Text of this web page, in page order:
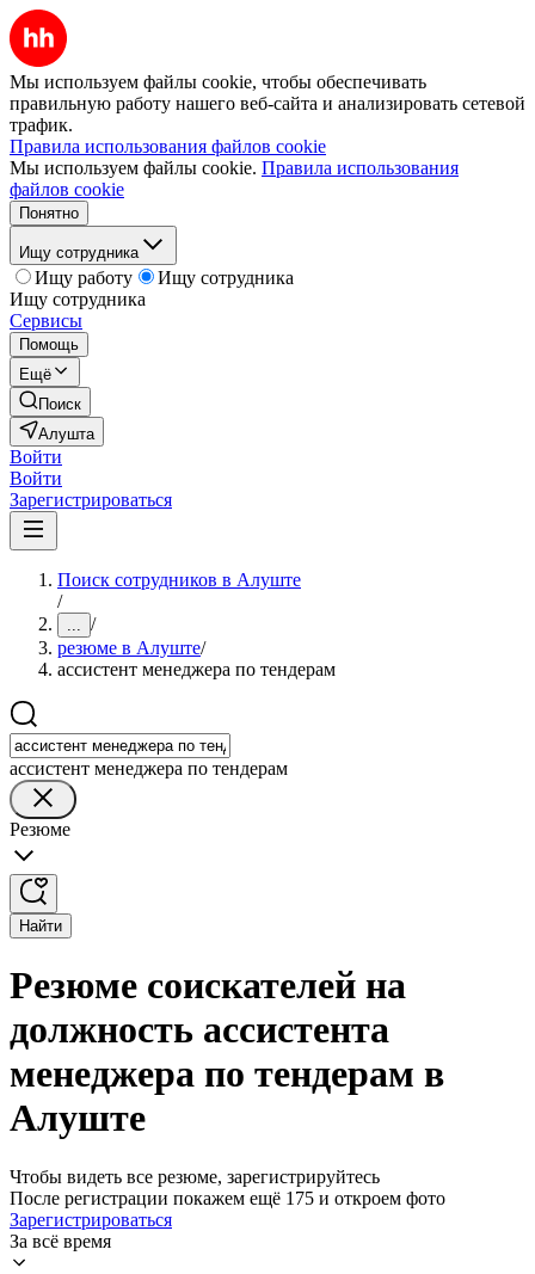
Мы используем файлы cookie, чтобы обеспечивать
правильную работу нашего веб-сайта и анализировать сетевой
трафик.
Правила использования файлов cookie
Мы используем файлы cookie. Правила использования
файлов cookie
Понятно
Ищу сотрудника
Ищу работу
Ищу сотрудника
Ищу сотрудника
Сервисы
Помощь
Ещё
Поиск
Алушта
Войти
Войти
Зарегистрироваться
Поиск сотрудников в Алуште
/
... /
резюме в Алуште/
ассистент менеджера по тендерам
ассистент менеджера по тендерам
Резюме
Найти
Резюме соискателей на
должность ассистента
менеджера по тендерам в
Алуште
Чтобы видеть все резюме, зарегистрируйтесь
После регистрации покажем ещё 175 и откроем фото
Зарегистрироваться
За всё время